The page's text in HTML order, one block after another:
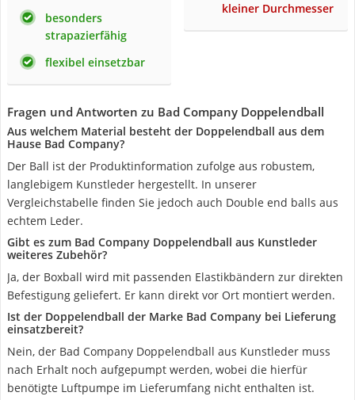
besonders
strapazierfähig
flexibel einsetzbar
kleiner Durchmesser
Fragen und Antworten zu Bad Company Doppelendball
Aus welchem Material besteht der Doppelendball aus dem
Hause Bad Company?
Der Ball ist der Produktinformation zufolge aus robustem,
langlebigem Kunstleder hergestellt. In unserer
Vergleichstabelle finden Sie jedoch auch Double end balls aus
echtem Leder.
Gibt es zum Bad Company Doppelendball aus Kunstleder
weiteres Zubehör?
Ja, der Boxball wird mit passenden Elastikbändern zur direkten
Befestigung geliefert. Er kann direkt vor Ort montiert werden.
Ist der Doppelendball der Marke Bad Company bei Lieferung
einsatzbereit?
Nein, der Bad Company Doppelendball aus Kunstleder muss
nach Erhalt noch aufgepumpt werden, wobei die hierfür
benötigte Luftpumpe im Lieferumfang nicht enthalten ist.